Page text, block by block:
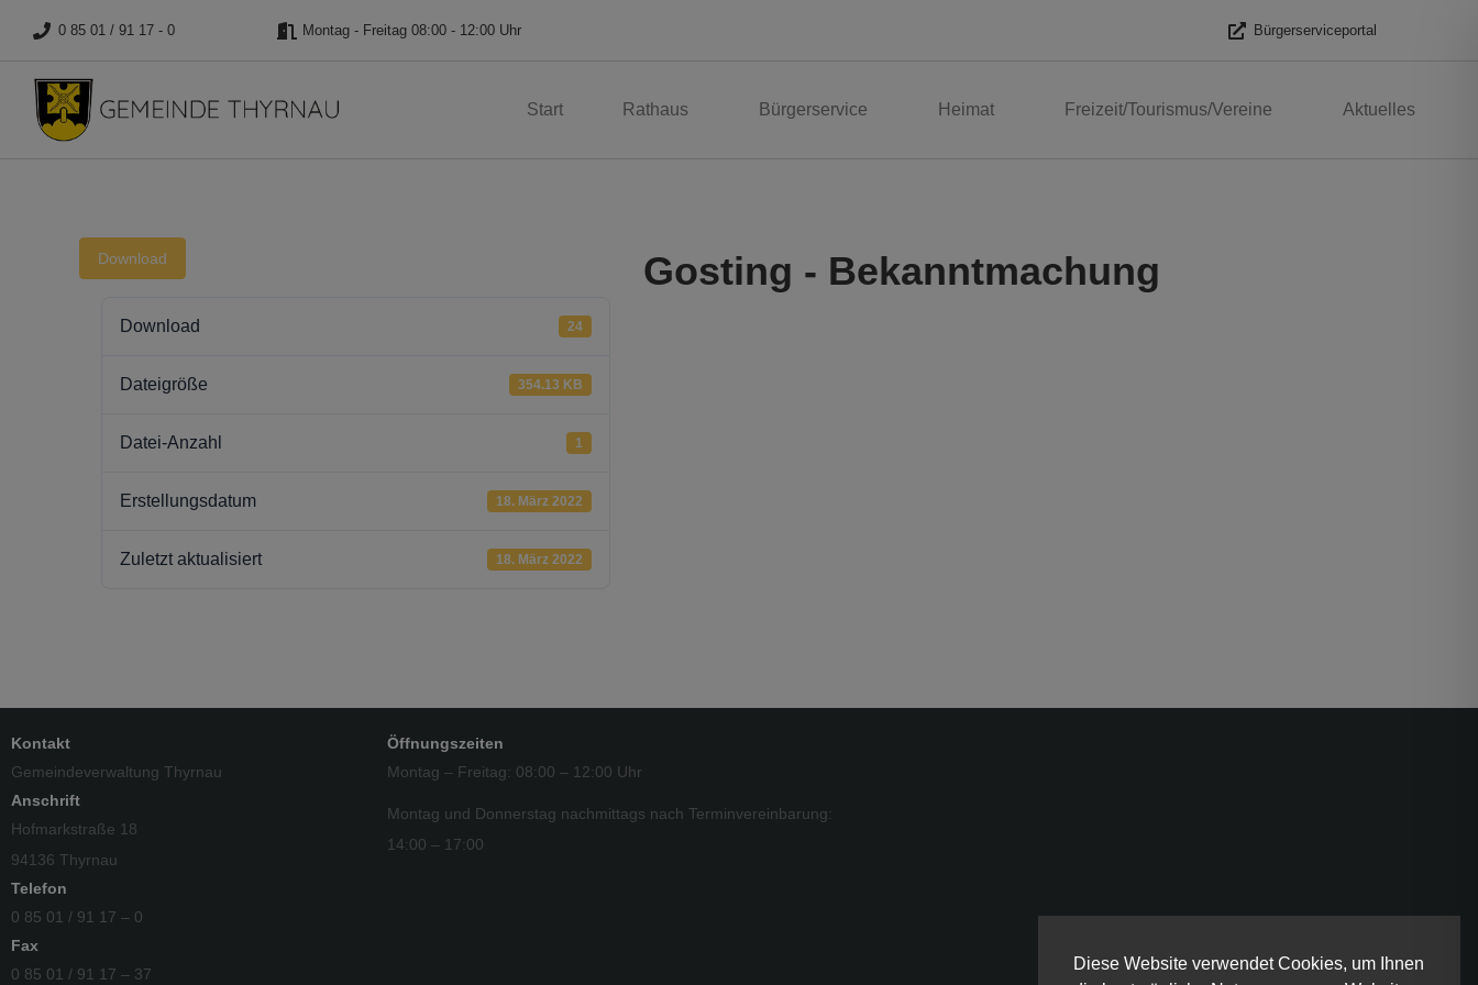
0 85 01 / 91 17 - 0 Montag - Freitag 08:00 - 12:00 Uhr Bürgerserviceportal
Start Rathaus Bürgerservice Heimat Freizeit/Tourismus/Vereine Aktuelles
Download
Download 24
Dateigröße 354.13 KB
Datei-Anzahl 1
Erstellungsdatum 18. März 2022
Zuletzt aktualisiert 18. März 2022
Gosting - Bekanntmachung
Kontakt
Gemeindeverwaltung Thyrnau
Anschrift
Hofmarkstraße 18
94136 Thyrnau
Telefon
0 85 01 / 91 17 – 0
Fax
0 85 01 / 91 17 – 37
Öffnungszeiten
Montag – Freitag: 08:00 – 12:00 Uhr
Montag und Donnerstag nachmittags nach Terminvereinbarung:
14:00 – 17:00
Diese Website verwendet Cookies, um Ihnen